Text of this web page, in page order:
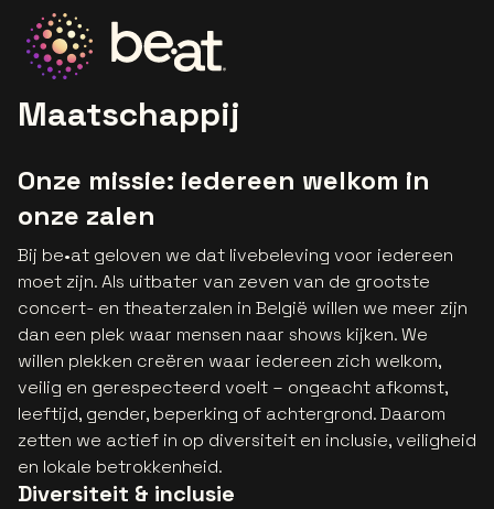
Maatschappij
Onze missie: iedereen welkom in
onze zalen
Bij be•at geloven we dat livebeleving voor iedereen
moet zijn. Als uitbater van zeven van de grootste
concert- en theaterzalen in België willen we meer zijn
dan een plek waar mensen naar shows kijken. We
willen plekken creëren waar iedereen zich welkom,
veilig en gerespecteerd voelt – ongeacht afkomst,
leeftijd, gender, beperking of achtergrond. Daarom
zetten we actief in op diversiteit en inclusie, veiligheid
en lokale betrokkenheid.
Diversiteit & inclusie